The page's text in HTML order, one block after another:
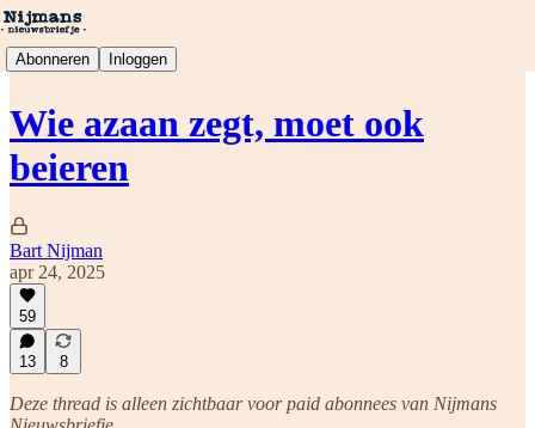
Abonneren Inloggen
Wie azaan zegt, moet ook
beieren
Bart Nijman
apr 24, 2025
59
13 8
Deze thread is alleen zichtbaar voor paid abonnees van Nijmans